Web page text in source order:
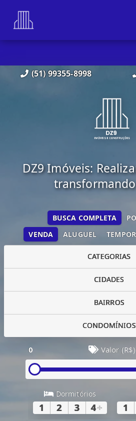
(51) 99355-8998
DZ9 Imóveis:
VENDA ALUGUEL
BUSCA COMPLETA
CATEGORIAS
CIDADES
BAIRROS
CONDOMÍNIOS
0 Valor (R$)
Dormitórios
1 2 3 4+ 1